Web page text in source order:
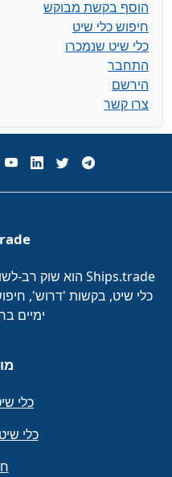
הוסף בקשת מבוקש
חיפוש כלי שיט
כלי שיט שנמכרו
התחבר
הירשם
צרו קשר
כלי שיט, בקשות 'דרוש',
ימיים
כלי
כלי